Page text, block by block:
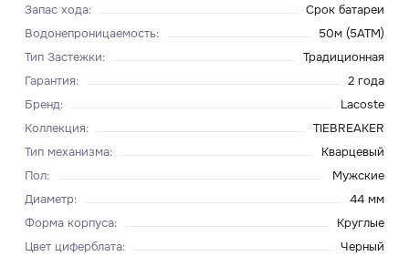
Запас хода:
Срок батареи
Водонепроницаемость:
50м (5ATM)
Тип Застежки:
Традиционная
Гарантия:
2 года
Бренд:
Lacoste
Коллекция:
TIEBREAKER
Тип механизма:
Кварцевый
Пол:
Мужские
Диаметр:
44 мм
Форма корпуса:
Круглые
Цвет циферблата: Черный